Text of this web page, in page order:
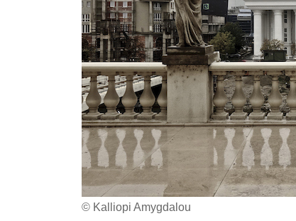
© Kalliopi Amygdalou